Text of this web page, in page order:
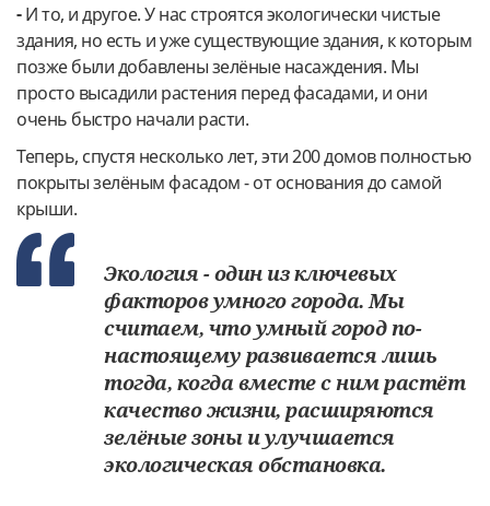
-И то, и другое. У нас строятся экологически чистые
здания, но есть и уже существующие здания, к которым
позже были добавлены зелёные насаждения. Мы
просто высадили растения перед фасадами, и они
очень быстро начали расти.
Теперь, спустя несколько лет, эти 200 домов полностью
покрыты зелёным фасадом - от основания до самой
крыши.
Экология - один из ключевых
факторов умного города. Мы
считаем, что умный город по-
настоящему развивается лишь
тогда, когда вместе с ним растёт
качество жизни, расширяются
зелёные зоны и улучшается
экологическая обстановка.